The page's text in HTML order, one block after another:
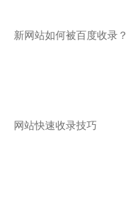
新网站如何被百度收录？
网站快速收录技巧